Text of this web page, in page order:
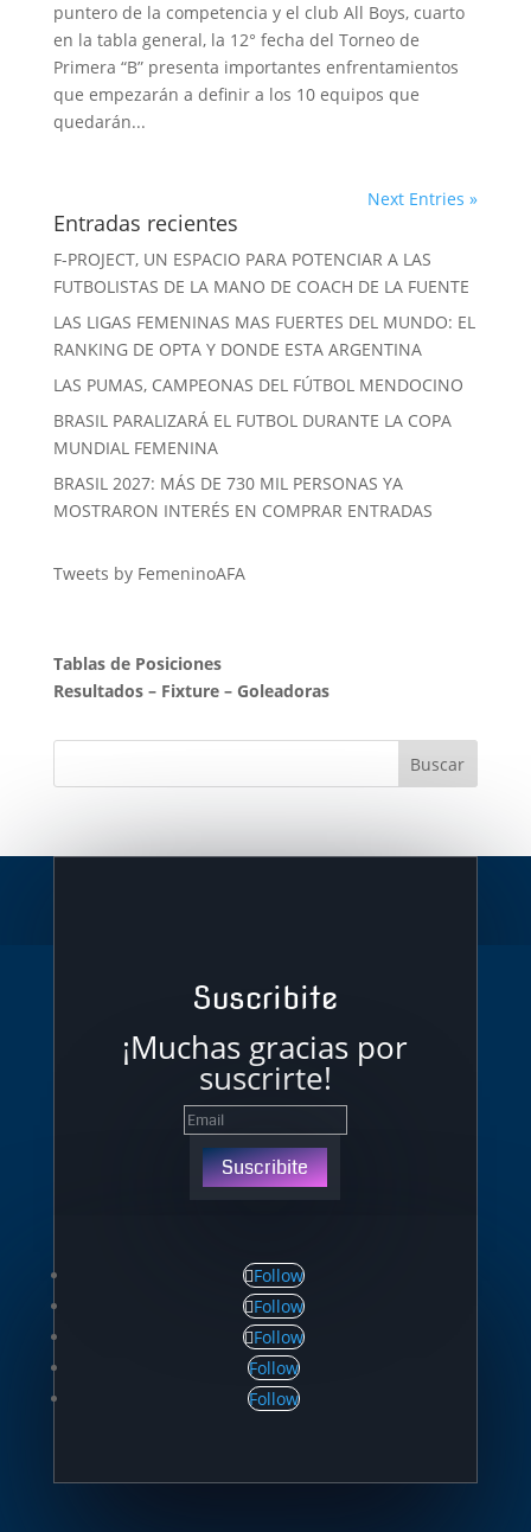
puntero de la competencia y el club All Boys, cuarto
en la tabla general, la 12° fecha del Torneo de
Primera “B” presenta importantes enfrentamientos
que empezarán a definir a los 10 equipos que
quedarán...
Next Entries »
Entradas recientes
F-PROJECT, UN ESPACIO PARA POTENCIAR A LAS
FUTBOLISTAS DE LA MANO DE COACH DE LA FUENTE
LAS LIGAS FEMENINAS MAS FUERTES DEL MUNDO: EL
RANKING DE OPTA Y DONDE ESTA ARGENTINA
LAS PUMAS, CAMPEONAS DEL FÚTBOL MENDOCINO
BRASIL PARALIZARÁ EL FUTBOL DURANTE LA COPA
MUNDIAL FEMENINA
BRASIL 2027: MÁS DE 730 MIL PERSONAS YA
MOSTRARON INTERÉS EN COMPRAR ENTRADAS
Tweets by FemeninoAFA
Tablas de Posiciones
Resultados– Fixture– Goleadoras
Suscribite
¡Muchas gracias por
suscrirte!
Suscribite
Follow
Follow
Follow
Follow
Follow